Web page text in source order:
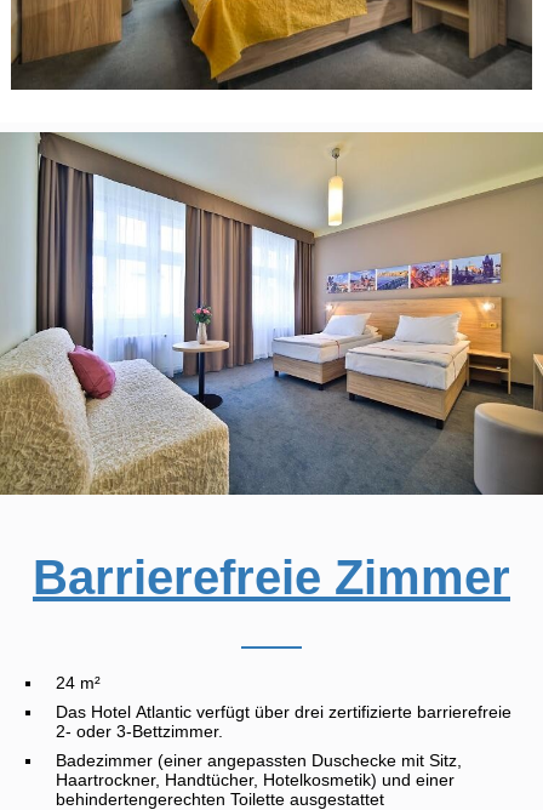
Barrierefreie Zimmer
24 m²
Das Hotel Atlantic verfügt über drei zertifizierte barrierefreie
2- oder 3-Bettzimmer.
Badezimmer (einer angepassten Duschecke mit Sitz,
Haartrockner, Handtücher, Hotelkosmetik) und einer
behindertengerechten Toilette ausgestattet